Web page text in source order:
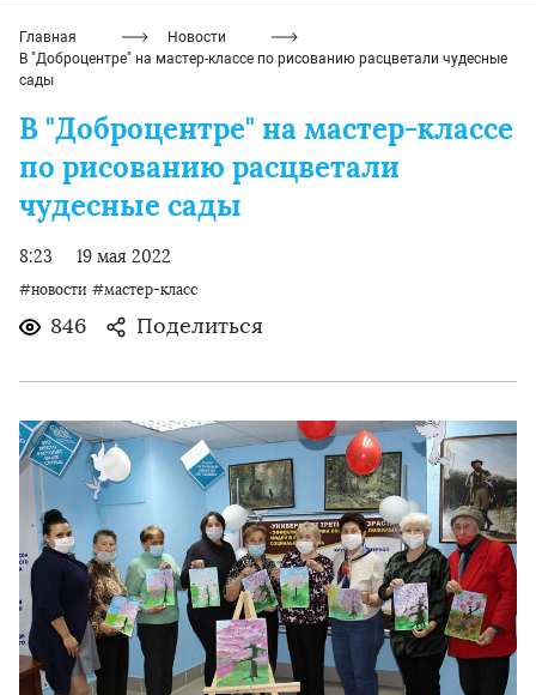
Главная
Новости
В "Доброцентре" на мастер-классе по рисованию расцветали чудесные
сады
В "Доброцентре" на мастер-классе
по рисованию расцветали
чудесные сады
8:23 19 мая 2022
#новости #мастер-класс
846 Поделиться